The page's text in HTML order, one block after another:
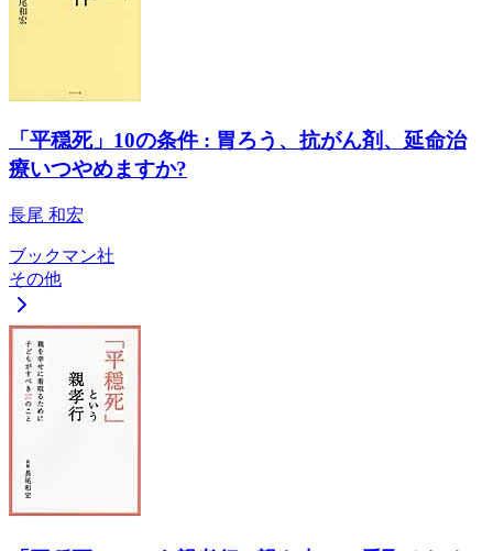
「平穏死」10の条件 : 胃ろう、抗がん剤、延命治
療いつやめますか?
長尾 和宏
ブックマン社
その他